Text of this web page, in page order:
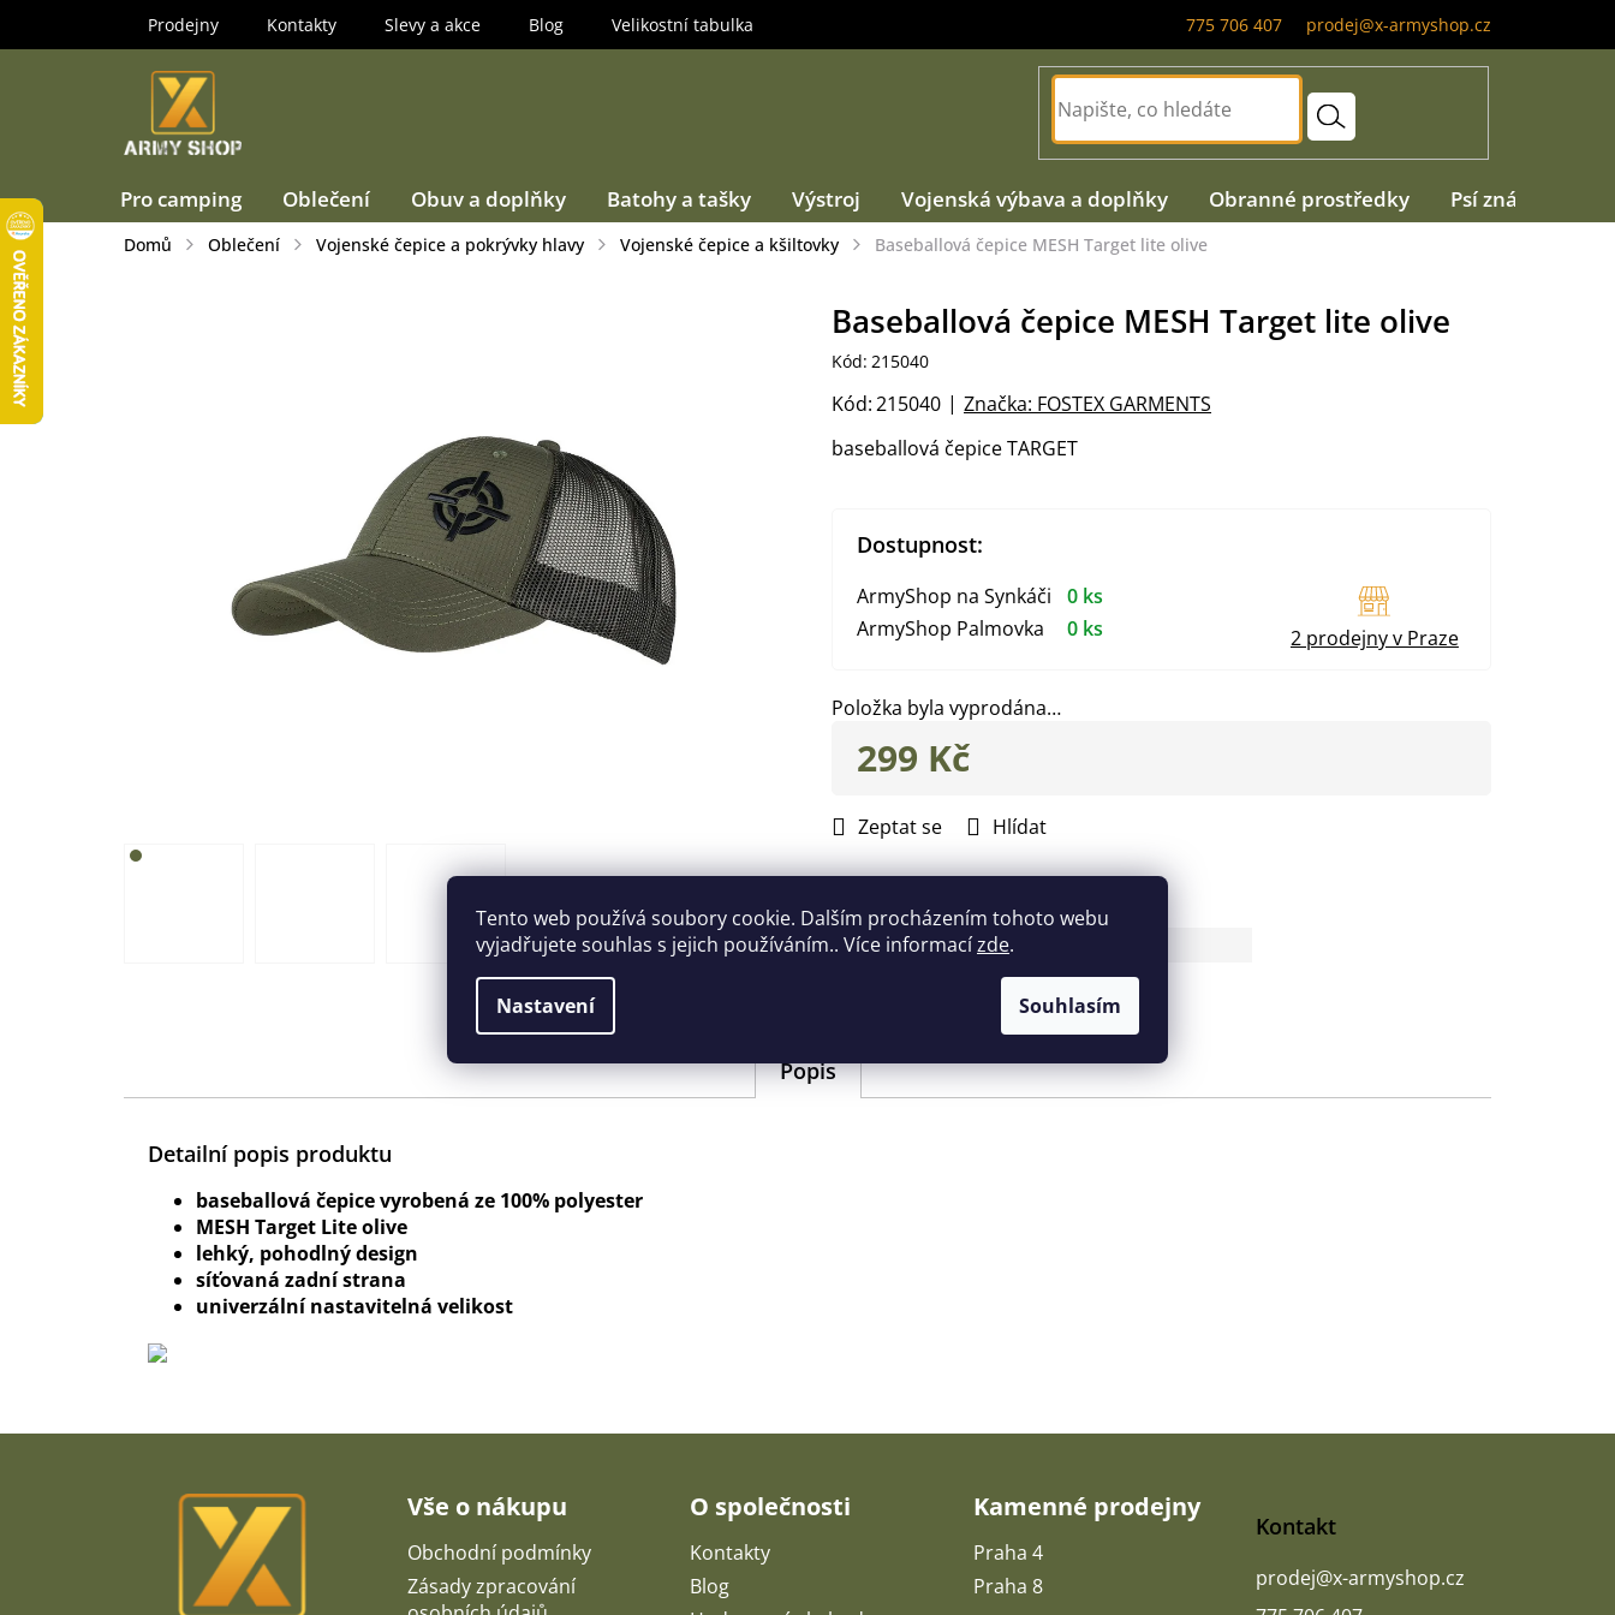
Tento web používá soubory cookie. Dalším procházením tohoto webu
vyjadřujete souhlas s jejich používáním.. Více informacízde.
Nastavení Souhlasím
775 706 407 prodej@x-armyshop.cz
Prodejny Kontakty Slevy a akce Blog Velikostní tabulka
Pro camping Oblečení Obuv a doplňky Batohy a tašky Výstroj Vojenská výbava a doplňky Obranné prostředky Psí známky
Domů Oblečení Vojenské čepice a pokrývky hlavy Vojenské čepice a kšiltovky Baseballová čepice MESH Target lite olive
Položka byla vyprodána…
baseballová čepice TARGET
Zeptat se Hlídat
EAN:
8719298285410
Položka byla vyprodána…
Baseballová čepice MESH Target lite olive
Kód: 215040
Značka: FOSTEX GARMENTS
Kód:215040
299 Kč
cena:
Dostupnost:
ArmyShop na Synkáči
0 ks
ArmyShop Palmovka
0 ks 2 prodejny v Praze
Popis
Detailní popis produktu
baseballová čepice vyrobená ze 100% polyester
MESH Target Lite olive
lehký, pohodlný design
síťovaná zadní strana
univerzální nastavitelná velikost
Z
Vše o nákupu
Obchodní podmínky
Zásady zpracování
O společnosti
Kontakty
Blog
Kamenné prodejny
Praha 4
Praha 8
Kontakt
prodej@x-armyshop.cz